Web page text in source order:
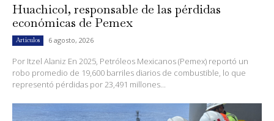
Huachicol, responsable de las pérdidas
económicas de Pemex
Artículos 6 agosto, 2026
Por Itzel Alaniz En 2025, Petróleos Mexicanos (Pemex) reportó un
robo promedio de 19,600 barriles diarios de combustible, lo que
representó pérdidas por 23,491 millones...